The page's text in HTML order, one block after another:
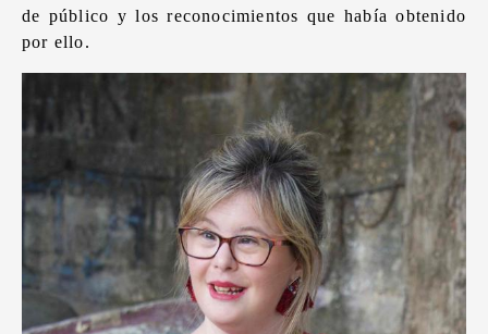
de público y los reconocimientos que había obtenido
por ello.